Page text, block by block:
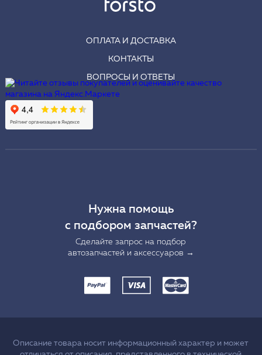
ОПЛАТА И ДОСТАВКА
КОНТАКТЫ
ВОПРОСЫ И ОТВЕТЫ
Нужна помощь
с подбором запчастей?
Сделайте запрос на подбор
автозапчастей и аксессуаров →
Описание товара носит информационный характер и может